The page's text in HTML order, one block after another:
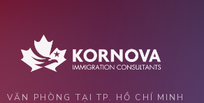
VĂN PHÒNG TẠI TP. HỒ CHÍ MINH